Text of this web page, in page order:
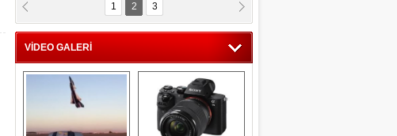
MERİÇ KÖYATASI
Bayraksız Vatan !
1 2 3
VİDEO GALERİ